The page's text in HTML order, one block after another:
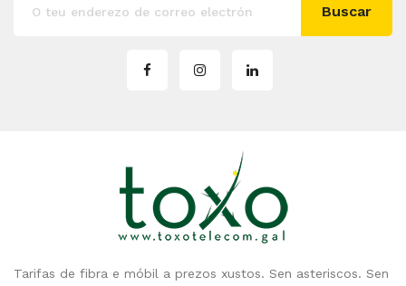
Buscar
Tarifas de fibra e móbil a prezos xustos. Sen asteriscos. Sen